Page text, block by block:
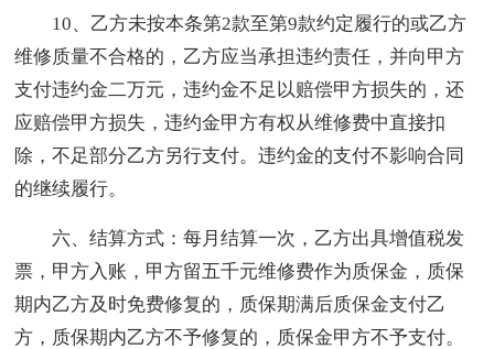
10、乙方未按本条第2款至第9款约定履行的或乙方
维修质量不合格的，乙方应当承担违约责任，并向甲方
支付违约金二万元，违约金不足以赔偿甲方损失的，还
应赔偿甲方损失，违约金甲方有权从维修费中直接扣
除，不足部分乙方另行支付。违约金的支付不影响合同
的继续履行。
六、结算方式：每月结算一次，乙方出具增值税发
票，甲方入账，甲方留五千元维修费作为质保金，质保
期内乙方及时免费修复的，质保期满后质保金支付乙
方，质保期内乙方不予修复的，质保金甲方不予支付。